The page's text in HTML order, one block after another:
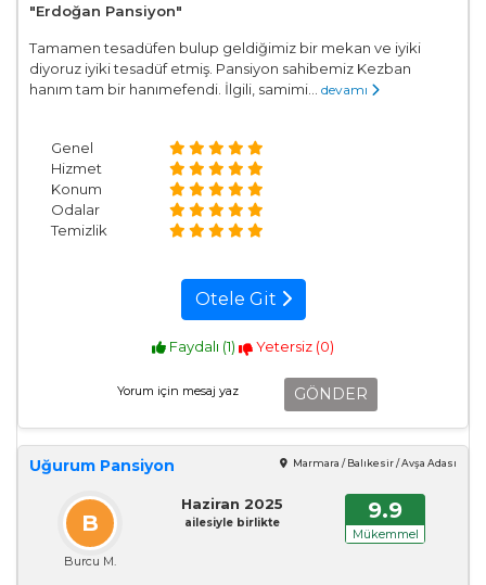
"Erdoğan Pansiyon"
Tamamen tesadüfen bulup geldiğimiz bir mekan ve iyiki
diyoruz iyiki tesadüf etmiş. Pansiyon sahibemiz Kezban
hanım tam bir hanımefendi. İlgili, samimi... devamı
Genel
Hizmet
Konum
Odalar
Temizlik
Otele Git
Faydalı (1) Yetersiz (0)
GÖNDER
Uğurum Pansiyon Marmara / Balıkesir / Avşa Adası
B
Burcu M.
Haziran 2025
ailesiyle birlikte 9.9
Mükemmel